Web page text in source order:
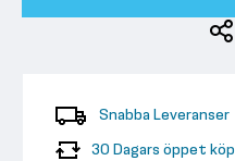
Snabba Leveranser
30 Dagars öppet köp